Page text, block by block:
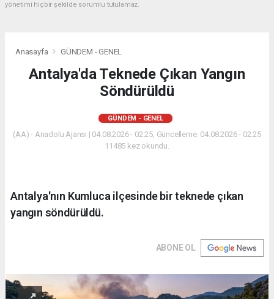
yönetimi hiçbir şekilde sorumlu tutulamaz.
Anasayfa GÜNDEM - GENEL
Antalya'da Teknede Çıkan Yangın
Söndürüldü
GÜNDEM - GENEL
(AA) - Anadolu Ajansı | 04.08.2026 - 02:25, Güncelleme: 04.08.2026 - 02:25
11485 kez okundu.
Antalya'nın Kumluca ilçesinde bir teknede çıkan
yangın söndürüldü.
ABONE OL